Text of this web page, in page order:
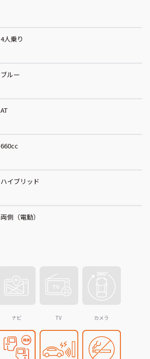
4人乗り
ブルー
AT
660cc
ハイブリッド
両側（電動）
ナビ TV カメラ